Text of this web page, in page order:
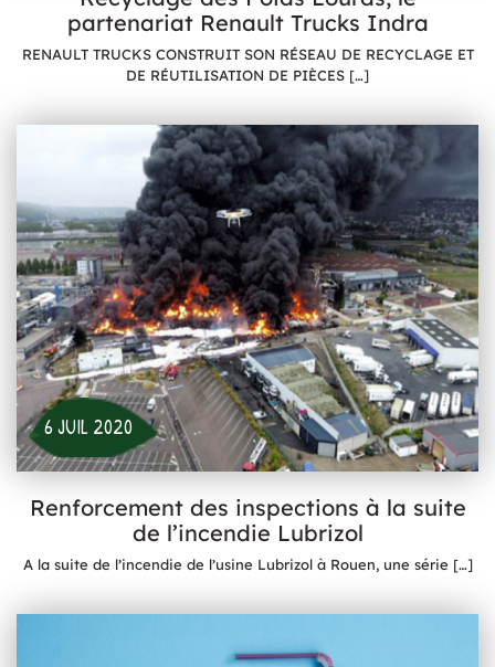
partenariat Renault Trucks Indra
RENAULT TRUCKS CONSTRUIT SON RÉSEAU DE RECYCLAGE ET
DE RÉUTILISATION DE PIÈCES […]
6 JUIL 2020
Renforcement des inspections à la suite
de l’incendie Lubrizol
A la suite de l’incendie de l’usine Lubrizol à Rouen, une série […]